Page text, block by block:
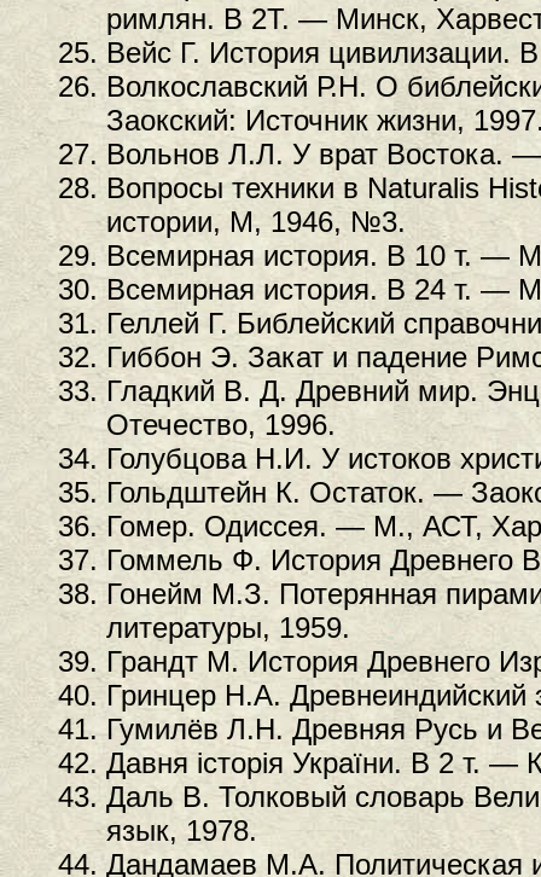
римлян. В 2Т. — Минск,
Вейс Г. История
Волкославский Р.Н. О
Заокский: Источник жизни,
Вольнов Л.Л. У врат Востока.
Вопросы техники в Naturalis
истории, М, 1946, №3.
Всемирная история. В 10 т. —
Всемирная история. В 24 т. —
Геллей Г. Библейский
Гиббон Э. Закат и падение
Гладкий В. Д. Древний мир.
Отечество, 1996.
Голубцова Н.И. У истоков
Гольдштейн К. Остаток. —
Гомер. Одиссея. — М., АСТ,
Гоммель Ф. История Древнего
Гонейм М.З. Потерянная
литературы, 1959.
Грандт М. История Древнего
Гринцер Н.А.
Гумилёв Л.Н. Древняя Русь и
Давня історія України. В 2 т. —
Даль В. Толковый словарь
язык, 1978.
Дандамаев М.А.